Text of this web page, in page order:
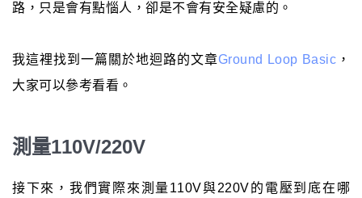
路，只是會有點惱人，卻是不會有安全疑慮的。
我這裡找到一篇關於地迴路的文章Ground Loop Basic ，
大家可以參考看看。
測量110V/220V
接下來，我們實際來測量110V與220V的電壓到底在哪